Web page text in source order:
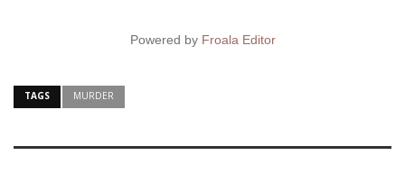
Powered by Froala Editor
TAGS MURDER